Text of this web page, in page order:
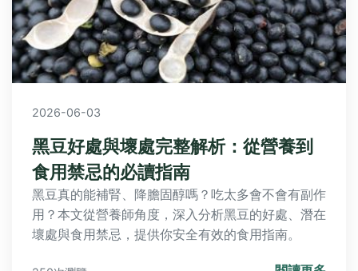
2026-06-03
黑豆好處與壞處完整解析：從營養到
食用禁忌的必讀指南
黑豆真的能補腎、降膽固醇嗎？吃太多會不會有副作
用？本文從營養師角度，深入分析黑豆的好處、潛在
壞處與食用禁忌，提供你安全有效的食用指南。